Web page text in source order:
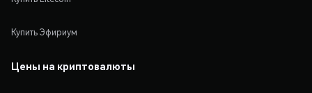
Купить Эфириум
Цены на криптовалюты